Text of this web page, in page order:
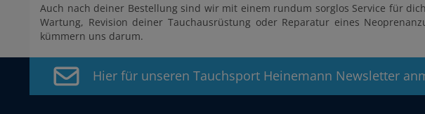
Auch nach deiner Bestellung sind wir mit einem rundum sorglos Service für
Wartung, Revision deiner Tauchausrüstung oder Reparatur eines
kümmern uns darum.
Hier für unseren Tauchsport Heinemann Newsletter